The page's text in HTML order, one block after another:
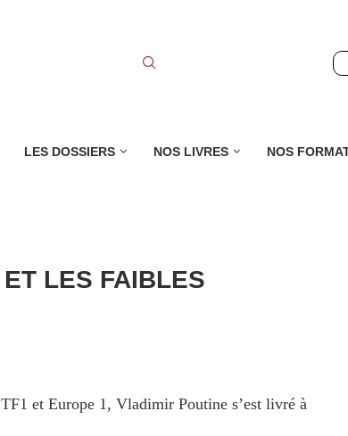
LES DOSSIERS NOS LIVRES NOS
LES FAIBLES
et Europe 1, Vladimir Poutine s’est livré à